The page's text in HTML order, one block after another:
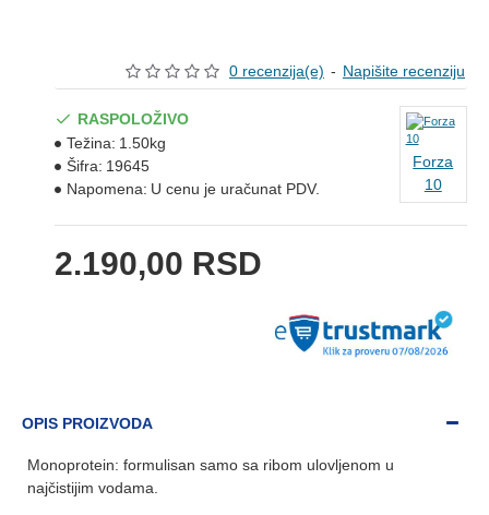
0 recenzija(e) - Napišite recenziju
2.190,00 RSD
RASPOLOŽIVO
Težina: 1.50kg
Šifra: 19645
Napomena: U cenu je uračunat PDV.
Forza
10
OPIS PROIZVODA
Monoprotein: formulisan samo sa ribom ulovljenom u
najčistijim vodama.